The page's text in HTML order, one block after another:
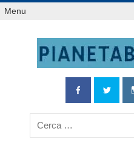
Salta
alMenu